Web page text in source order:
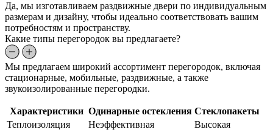
Да, мы изготавливаем раздвижные двери по индивидуальным
размерам и дизайну, чтобы идеально соответствовать вашим
потребностям и пространству.
Какие типы перегородок вы предлагаете?
Мы предлагаем широкий ассортимент перегородок, включая
стационарные, мобильные, раздвижные, а также
звукоизолированные перегородки.
Характеристики Одинарные остекления Стеклопакеты
Теплоизоляция
Неэффективная
Высокая